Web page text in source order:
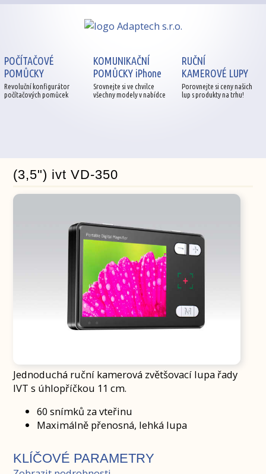
POČÍTAČOVÉ
POMŮCKY
Revoluční konfigurátor
počítačových pomůcek
KOMUNIKAČNÍ
POMŮCKY iPhone
Srovnejte si ve chvilce
všechny modely v nabídce
RUČNÍ
KAMEROVÉ LUPY
Porovnejte si ceny našich
lup s produkty na trhu!
(3,5") ivt VD-350
Jednoduchá ruční kamerová zvětšovací lupa řady
IVT s úhlopříčkou 11 cm.
60 snímků za vteřinu
Maximálně přenosná, lehká lupa
KLÍČOVÉ PARAMETRY